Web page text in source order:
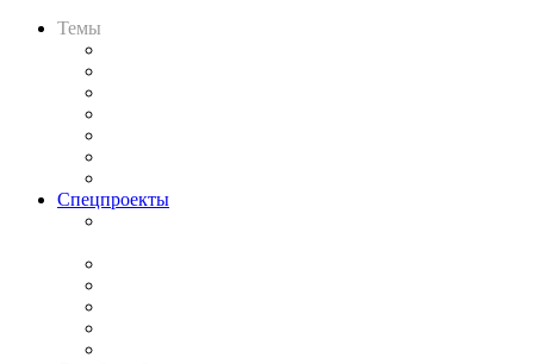
Темы
Спецпроекты